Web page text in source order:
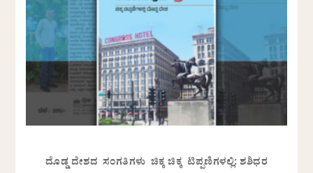
ದೊಡ್ಡ ದೇಶದ ಸಂಗತಿಗಳು ಚಿಕ್ಕ ಚಿಕ್ಕ ಟಿಪ್ಪಣಿಗಳಲ್ಲಿ: ಶಶಿಧರ